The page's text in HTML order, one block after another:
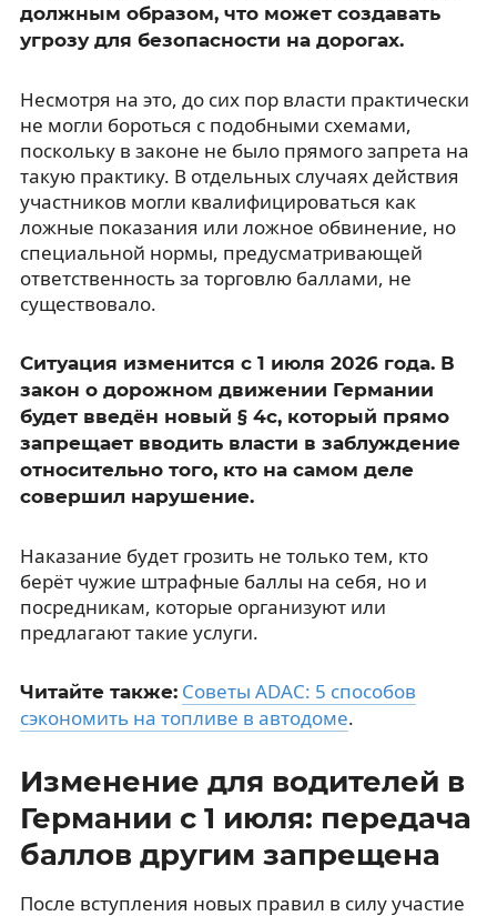
должным образом, что может создавать
угрозу для безопасности на дорогах.
Несмотря на это, до сих пор власти практически
не могли бороться с подобными схемами,
поскольку в законе не было прямого запрета на
такую практику. В отдельных случаях действия
участников могли квалифицироваться как
ложные показания или ложное обвинение, но
специальной нормы, предусматривающей
ответственность за торговлю баллами, не
существовало.
Ситуация изменится с 1 июля 2026 года. В
закон о дорожном движении Германии
будет введён новый § 4c, который прямо
запрещает вводить власти в заблуждение
относительно того, кто на самом деле
совершил нарушение.
Наказание будет грозить не только тем, кто
берёт чужие штрафные баллы на себя, но и
посредникам, которые организуют или
предлагают такие услуги.
Читайте также: Советы ADAC: 5 способов
сэкономить на топливе в автодоме.
Изменение для водителей в
Германии с 1 июля: передача
баллов другим запрещена
После вступления новых правил в силу участие